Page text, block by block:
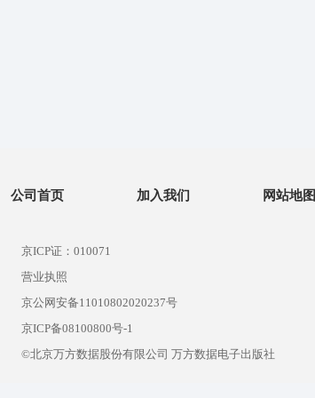
公司首页 加入我们 网站地图
京ICP证：010071
营业执照
京公网安备11010802020237号
京ICP备08100800号-1
©北京万方数据股份有限公司 万方数据电子出版社